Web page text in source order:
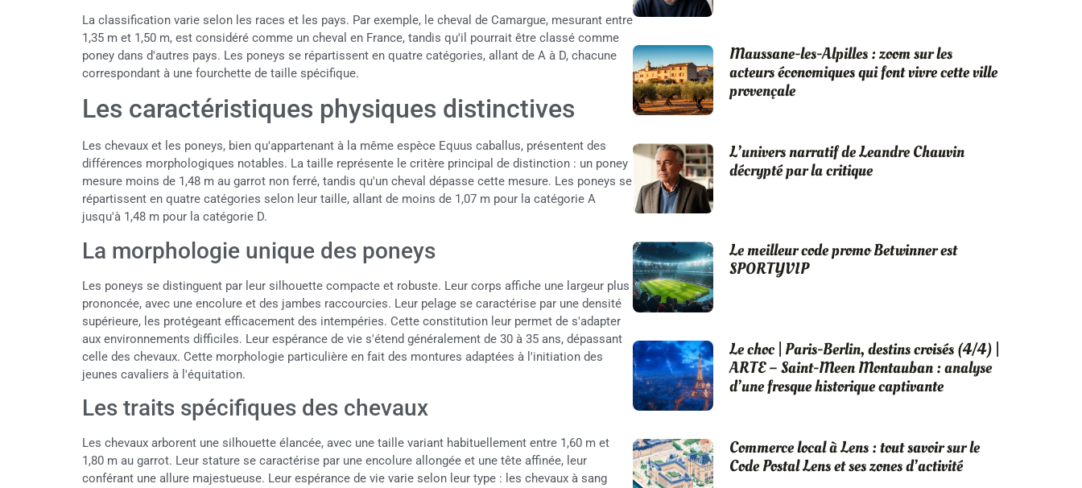
La classification varie selon les races et les pays. Par exemple, le cheval de Camargue, mesurant entre
1,35 m et 1,50 m, est considéré comme un cheval en France, tandis qu'il pourrait être classé comme
poney dans d'autres pays. Les poneys se répartissent en quatre catégories, allant de A à D, chacune
correspondant à une fourchette de taille spécifique.
Les caractéristiques physiques distinctives
Les chevaux et les poneys, bien qu'appartenant à la même espèce Equus caballus, présentent des
différences morphologiques notables. La taille représente le critère principal de distinction : un poney
mesure moins de 1,48 m au garrot non ferré, tandis qu'un cheval dépasse cette mesure. Les poneys se
répartissent en quatre catégories selon leur taille, allant de moins de 1,07 m pour la catégorie A
jusqu'à 1,48 m pour la catégorie D.
La morphologie unique des poneys
Les poneys se distinguent par leur silhouette compacte et robuste. Leur corps affiche une largeur plus
prononcée, avec une encolure et des jambes raccourcies. Leur pelage se caractérise par une densité
supérieure, les protégeant efficacement des intempéries. Cette constitution leur permet de s'adapter
aux environnements difficiles. Leur espérance de vie s'étend généralement de 30 à 35 ans, dépassant
celle des chevaux. Cette morphologie particulière en fait des montures adaptées à l'initiation des
jeunes cavaliers à l'équitation.
Les traits spécifiques des chevaux
Les chevaux arborent une silhouette élancée, avec une taille variant habituellement entre 1,60 m et
1,80 m au garrot. Leur stature se caractérise par une encolure allongée et une tête affinée, leur
conférant une allure majestueuse. Leur espérance de vie varie selon leur type : les chevaux à sang
Maussane-les-Alpilles : zoom sur les
acteurs économiques qui font vivre cette ville
provençale
L’univers narratif de Leandre Chauvin
décrypté par la critique
Le meilleur code promo Betwinner est
SPORTYVIP
Le choc | Paris-Berlin, destins croisés (4/4) |
ARTE – Saint-Meen Montauban : analyse
d’une fresque historique captivante
Commerce local à Lens : tout savoir sur le
Code Postal Lens et ses zones d’activité